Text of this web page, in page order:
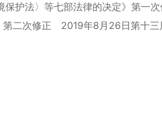
保护法〉等七部法律的决定》第
二次修正 2019年8月26日第十